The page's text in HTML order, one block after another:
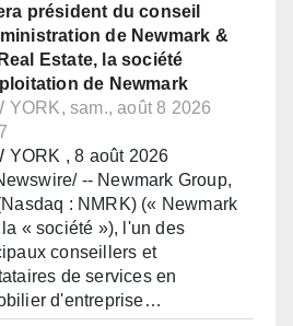
président du conseil
de Newmark &
Estate, la société
de Newmark
YORK, sam., août 8 2026
YORK , 8 août 2026
-- Newmark Group,
: NMRK) (« Newmark
« société »), l'un des
conseillers et
de services en
d'entreprise…